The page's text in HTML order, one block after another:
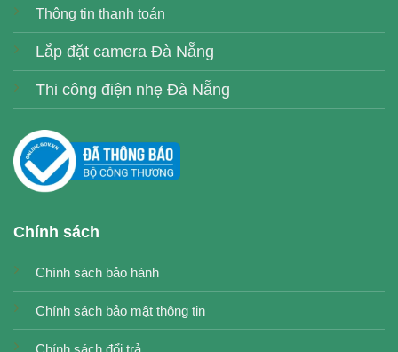
Thông tin thanh toán
Lắp đặt camera Đà Nẵng
Thi công điện nhẹ Đà Nẵng
Chính sách
Chính sách bảo hành
Chính sách bảo mật thông tin
Chính sách đổi trả